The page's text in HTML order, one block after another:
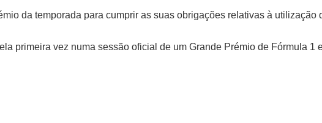
da temporada para cumprir as suas obrigações relativas à
primeira vez numa sessão oficial de um Grande Prémio de Fórmula 1